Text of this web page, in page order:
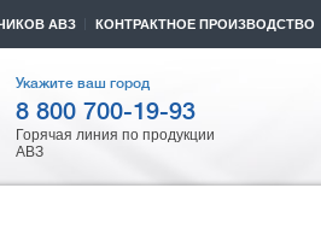
АВЗ КОНТРАКТНОЕ ПРОИЗВОДСТВО
Укажите ваш город
8 800 700-19-93
Горячая линия по продукции
АВЗ